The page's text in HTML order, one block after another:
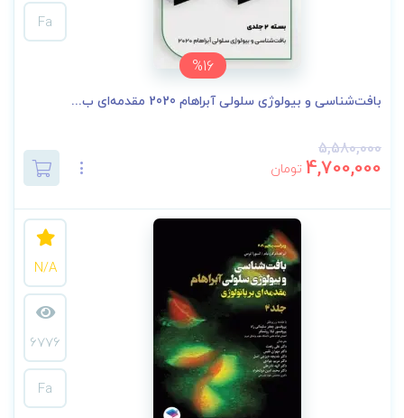
%16
Fa
بافت‌شناسی و بیولوژی سلولی آبراهام 2020 مقدمه‌ای ب...
5,580,000
4,700,000 تومان
N/A
6776
Fa